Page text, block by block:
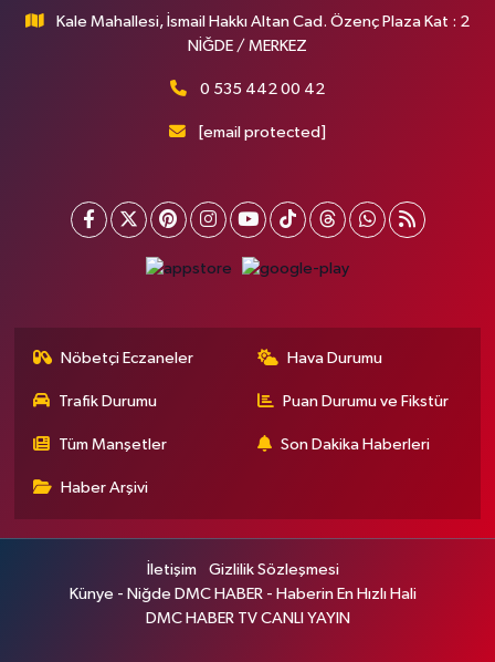
Kale Mahallesi, İsmail Hakkı Altan Cad. Özenç Plaza Kat : 2
NİĞDE / MERKEZ
0 535 442 00 42
[email protected]
Nöbetçi Eczaneler Hava Durumu
Trafik Durumu Puan Durumu ve Fikstür
Tüm Manşetler Son Dakika Haberleri
Haber Arşivi
İletişim
Gizlilik Sözleşmesi
Künye - Niğde DMC HABER - Haberin En Hızlı Hali
DMC HABER TV CANLI YAYIN